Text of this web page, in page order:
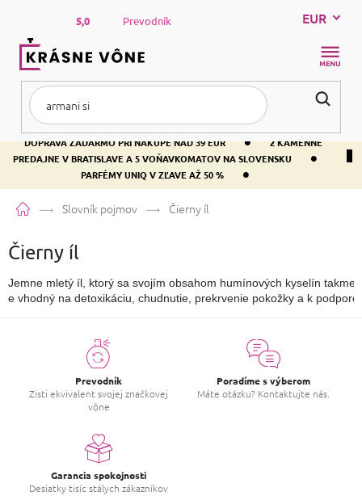
obsah
DOPRAVA ZADARMO PRI NÁKUPE NAD 39 EUR •
2 KAMENNÉ
PREDAJNE V BRATISLAVE A 5 VOŇAVKOMATOV NA SLOVENSKU
•
PARFÉMY UNIQ V ZĽAVE AŽ 50 % •
5,0 Prevodník EUR
DomovSlovník pojmov Čierny íl
Čierny íl
Jemne mletý íl, ktorý sa svojím obsahom humínových kyselín
e vhodný na detoxikáciu, chudnutie, prekrvenie pokožky a k
Prevodník
Zisti ekvivalent svojej značkovej
vône
Poradíme s výberom
Máte otázku? Kontaktujte nás.
Garancia spokojnosti
Desiatky tisíc stálych zákazníkov